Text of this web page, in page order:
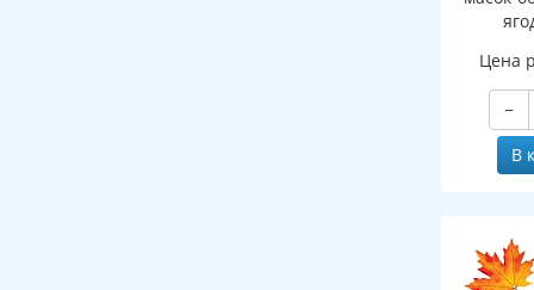
Цена
−
В